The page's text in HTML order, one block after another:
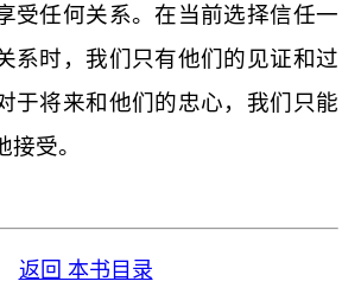
受任何关系。在当前选择信任一
系时，我们只有他们的见证和过
于将来和他们的忠心，我们只能
受。
返回 本书目录